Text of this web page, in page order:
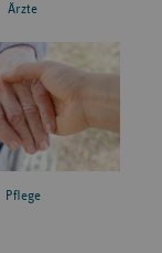
Ärzte
Pflege